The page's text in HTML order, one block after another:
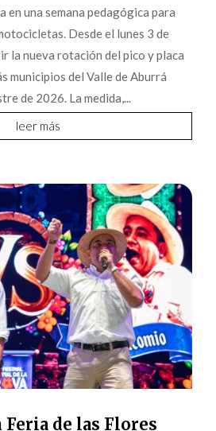
en una semana pedagógica para
Desde el lunes 3 de
la nueva rotación del pico y placa
municipios del Valle de Aburrá
de 2026. La medida,...
leer más
de las Flores